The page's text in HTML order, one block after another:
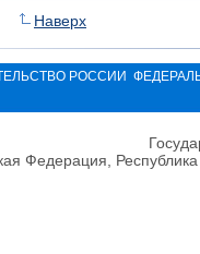
Наверх
РОССИИ
Федерация,